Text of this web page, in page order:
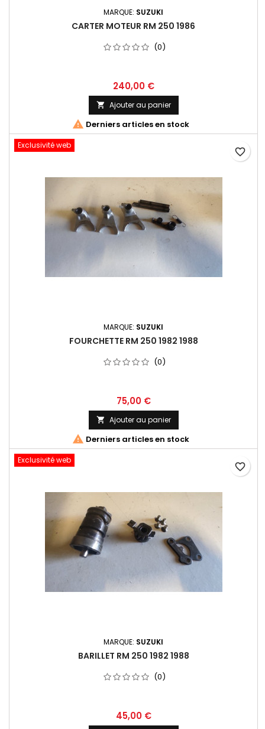
MARQUE: SUZUKI
CARTER MOTEUR RM 250 1986
(0)
240,00 €
 Ajouter au panier
 Derniers articles en stock
Exclusivité web
MARQUE: SUZUKI
FOURCHETTE RM 250 1982 1988
(0)
75,00 €
 Ajouter au panier
 Derniers articles en stock
favorite_border
Exclusivité web
MARQUE: SUZUKI
BARILLET RM 250 1982 1988
(0)
45,00 €
favorite_border